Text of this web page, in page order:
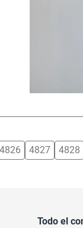
4827 4828
Todo el